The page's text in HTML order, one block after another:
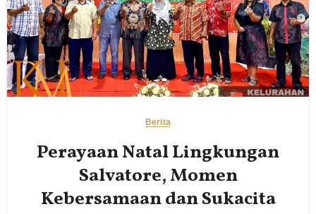
Berita
Perayaan Natal Lingkungan
Salvatore, Momen
Kebersamaan dan Sukacita